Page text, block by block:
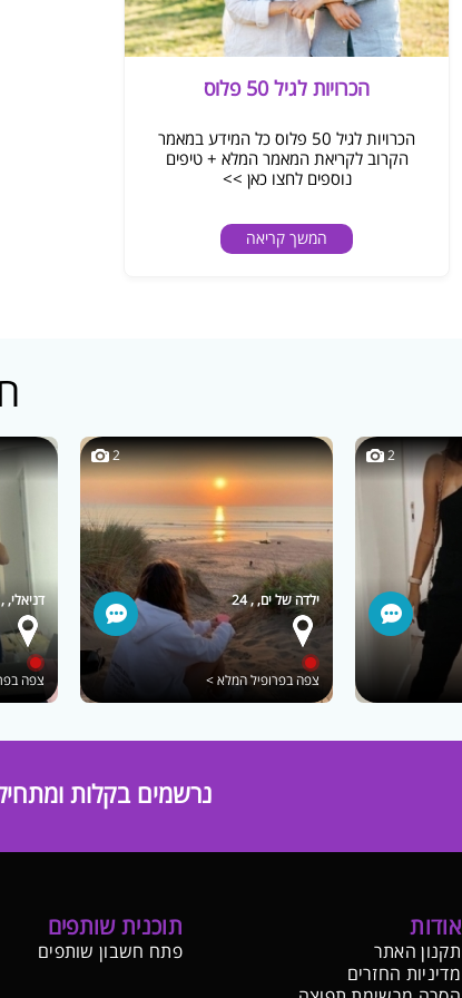
הכרויות לגיל 50 פלוס
הכרויות לגיל 50 פלוס כל המידע במאמר
הקרוב לקריאת המאמר המלא + טיפים
נוספים לחצו כאן >>
המשך קריאה
דניאלי, ,
צפה
2
ילדה של ים, , 24
צפה בפרופיל המלא >
2
נרשמים בקלות
אודות
תקנון האתר
מדיניות החזרים
תוכנית שותפים
פתח חשבון שותפים